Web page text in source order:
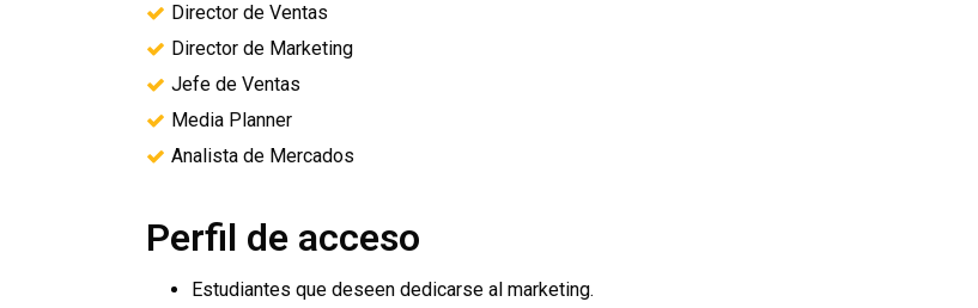
Director de Ventas
Director de Marketing
Jefe de Ventas
Media Planner
Analista de Mercados
Perfil de acceso
Estudiantes que deseen dedicarse al marketing.